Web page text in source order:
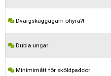
Dvärgskäggagam ohyra?!
Dubia ungar
Minimimått för sköldpaddor